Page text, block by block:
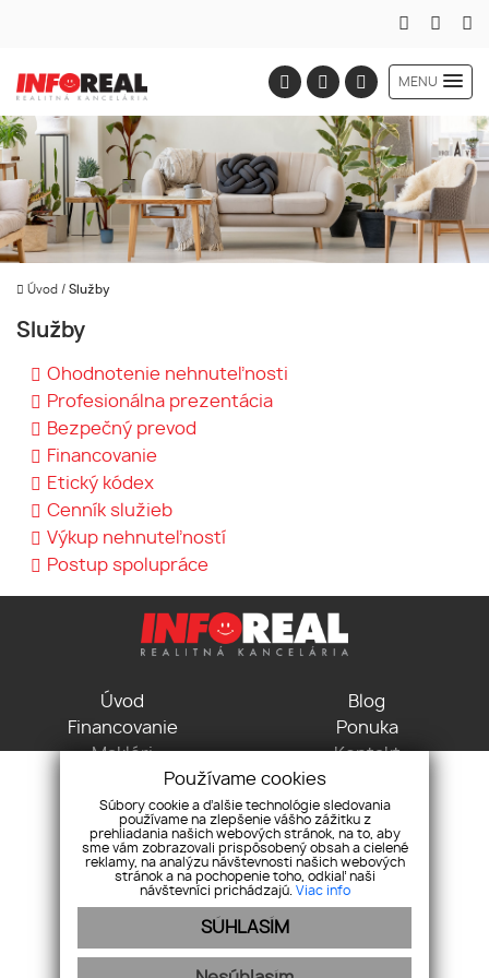
MENU
Úvod / Služby
Služby
Ohodnotenie nehnuteľnosti
Profesionálna prezentácia
Bezpečný prevod
Financovanie
Etický kódex
Cenník služieb
Výkup nehnuteľností
Postup spolupráce
Úvod
Financovanie
Makléri
Blog
Ponuka
Kontakt
Pravidlá cookies
Vodná 3, 04001 Košice
+421 915 715 115
kancelaria@inforeal.sk
Pridajte si nás
Používame cookies
Súbory cookie a ďalšie technológie sledovania
používame na zlepšenie vášho zážitku z
prehliadania našich webových stránok, na to, aby
sme vám zobrazovali prispôsobený obsah a cielené
reklamy, na analýzu návštevnosti našich webových
stránok a na pochopenie toho, odkiaľ naši
návštevníci prichádzajú. Viac info
SÚHLASÍM